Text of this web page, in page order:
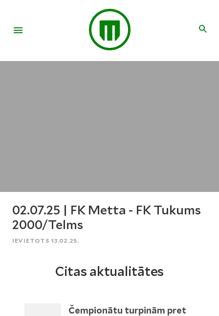
02.07.25 | FK Metta - FK Tukums
2000/Telms
IEVIETOTS 13.02.25.
Citas aktualitātes
Čempionātu turpinām pret